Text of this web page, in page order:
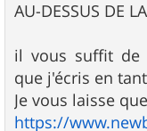
AU-DESSUS DE
il vous suffit de
que j'écris en
Je vous laisse
https://